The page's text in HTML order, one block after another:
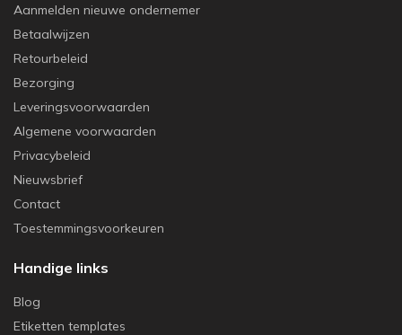
Aanmelden nieuwe ondernemer
Betaalwijzen
Retourbeleid
Bezorging
Leveringsvoorwaarden
Algemene voorwaarden
Privacybeleid
Nieuwsbrief
Contact
Toestemmingsvoorkeuren
Handige links
Blog
Etiketten templates